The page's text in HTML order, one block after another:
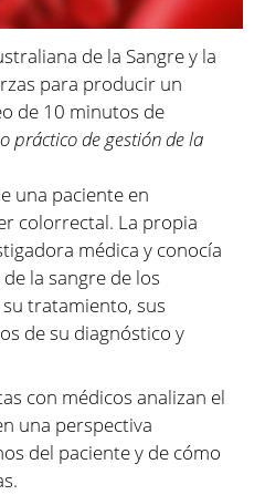
de la Sangre y la
para producir un
de 10 minutos de
práctico de gestión de la
una paciente en
colorrectal. La propia
médica y conocía
la sangre de los
tratamiento, sus
de su diagnóstico y
con médicos analizan el
una perspectiva
del paciente y de cómo